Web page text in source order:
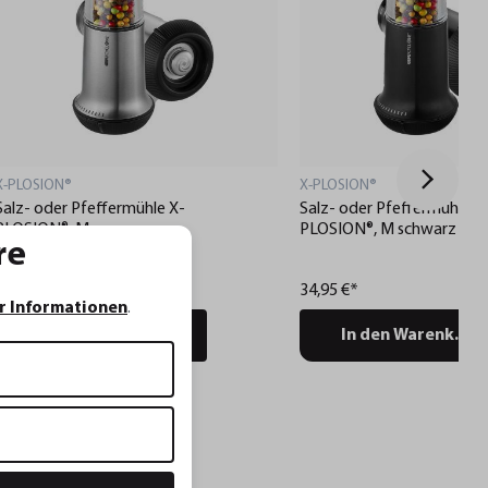
PLOSION®
oder Pfeffermühle X-
M
X-PLOSION®
Salz- oder Pfeffermühle
PLOSION®, M schwarz
34,95 €*
In den Warenkorb
Informationen.